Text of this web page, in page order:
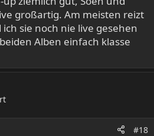
großartig. Am meisten reizt
sie noch nie live gesehen
Alben einfach klasse
#18